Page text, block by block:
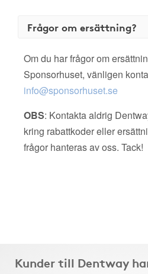
Frågor om ersättning?
Om du har frågor om
Sponsorhuset, vänligen
info@sponsorhuset.se
OBS: Kontakta aldrig
kring rabattkoder eller
frågor hanteras av oss. Tack!
Kunder till Dentway